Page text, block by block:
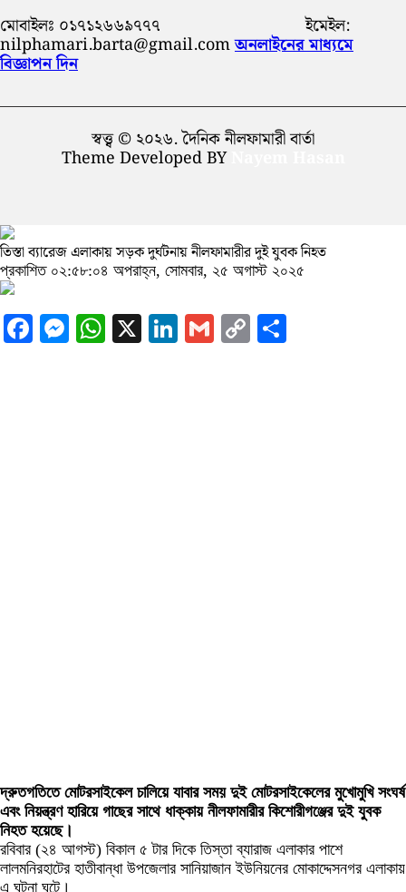
মোবাইলঃ ০১৭১২৬৬৯৭৭৭ ইমেইল:
nilphamari.barta@gmail.comঅনলাইনের মাধ্যমে
বিজ্ঞাপন দিন
স্বত্ত্ব © ২০২৬. দৈনিক নীলফামারী বার্তা
Theme Developed BY
তিস্তা ব্যারেজ এলাকায় সড়ক দুর্ঘটনায় নীলফামারীর দুই যুবক নিহত
প্রকাশিত ০২:৫৮:০৪ অপরাহ্ন, সোমবার, ২৫ অগাস্ট ২০২৫
Facebook
Messenger
WhatsApp
X LinkedIn
GmailCopy
দ্রুতগতিতে মোটরসাইকেল চালিয়ে যাবার সময় দুই মোটরসাইকেলের মুখোমুখি সংঘর্ষ
এবং নিয়ন্ত্রণ হারিয়ে গাছের সাথে ধাক্কায় নীলফামারীর কিশোরীগঞ্জের দুই যুবক
নিহত হয়েছে।
রবিবার (২৪ আগস্ট) বিকাল ৫ টার দিকে তিস্তা ব্যারাজ এলাকার পাশে
লালমনিরহাটের হাতীবান্ধা উপজেলার সানিয়াজান ইউনিয়নের মোকাদ্দেসনগর এলাকায়
এ ঘটনা ঘটে।